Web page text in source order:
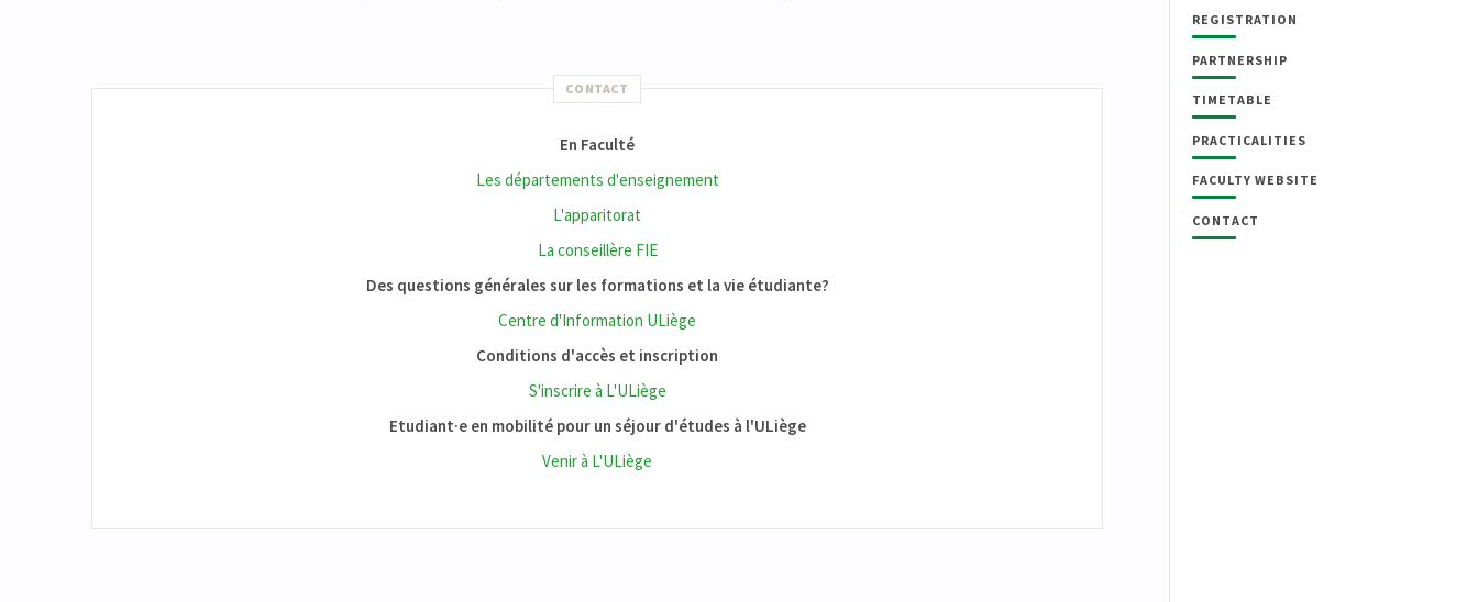
REGISTRATION
PARTNERSHIP
TIMETABLE
PRACTICALITIES
FACULTY WEBSITE
CONTACT
CONTACT
En Faculté
Les départements d'enseignement
L'apparitorat
La conseillère FIE
Des questions générales sur les formations et la vie étudiante?
Centre d'Information ULiège
Conditions d'accès et inscription
S'inscrire à L'ULiège
Etudiant·e en mobilité pour un séjour d'études à l'ULiège
Venir à L'ULiège